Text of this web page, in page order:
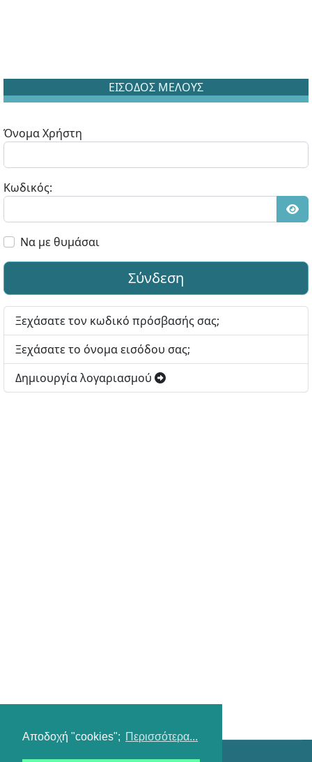
Αποδοχή "cookies"; Περισσότερα...
ΕΙΣΟΔΟΣ ΜΕΛΟΥΣ
Όνομα Χρήστη
Κωδικός:
Να με θυμάσαι
Σύνδεση
Ξεχάσατε τον κωδικό πρόσβασής σας;
Ξεχάσατε το όνομα εισόδου σας;
Δημιουργία λογαριασμού